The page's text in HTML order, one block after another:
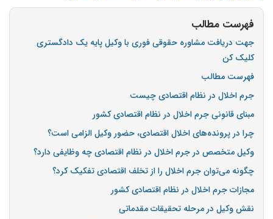
فهرست مطالب
جهت دریافت مشاوره حقوقی فوری با وکیل پایه یک دادگستری
کلیک کن
فهرست مطالب
جرم اخلال در نظام اقتصادی چیست
مبنای قانونی جرم اخلال در نظام اقتصادی کشور
چرا در پرونده‌های اخلال اقتصادی، حضور وکیل الزامی است؟
وکیل متخصص در جرم اخلال در نظام اقتصادی چه وظایفی دارد؟
چگونه می‌توان جرم اخلال را از تخلف اقتصادی تفکیک کرد؟
مجازات جرم اخلال در نظام اقتصادی کشور
نقش وکیل در مرحله تحقیقات مقدماتی